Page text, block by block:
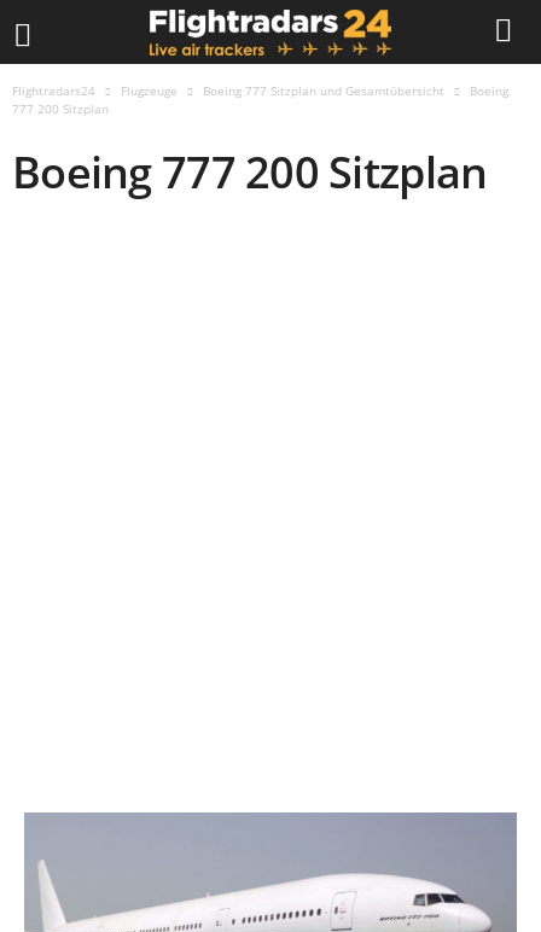
Flightradars24 Flugzeuge Boeing 777 Sitzplan und Gesamtübersicht
Boeing
777 200 Sitzplan
Boeing 777 200 Sitzplan